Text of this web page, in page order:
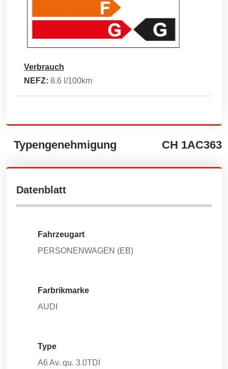
Verbrauch
NEFZ: 8.6 l/100km
Typengenehmigung CH 1AC363
Datenblatt
Fahrzeugart
PERSONENWAGEN (EB)
Farbrikmarke
AUDI
Type
A6 Av. qu. 3.0TDI